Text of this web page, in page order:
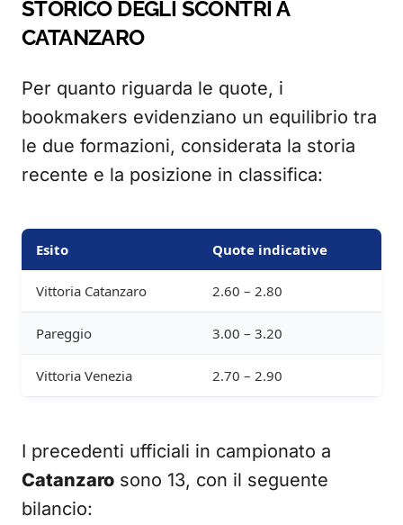
STORICO DEGLI SCONTRI A
CATANZARO
Per quanto riguarda le quote, i
bookmakers evidenziano un equilibrio tra
le due formazioni, considerata la storia
recente e la posizione in classifica:
Esito Quote indicative
Vittoria Catanzaro 2.60 – 2.80
Pareggio 3.00 – 3.20
Vittoria Venezia 2.70 – 2.90
I precedenti ufficiali in campionato a
Catanzaro sono 13, con il seguente
bilancio: